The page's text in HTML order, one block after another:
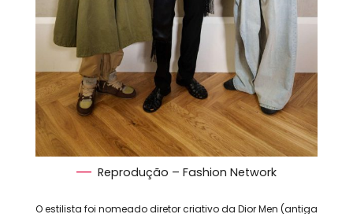
Reprodução – Fashion Network
O estilista foi nomeado diretor criativo da Dior Men (antiga